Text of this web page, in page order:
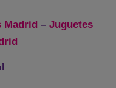
Madrid –Juguetes